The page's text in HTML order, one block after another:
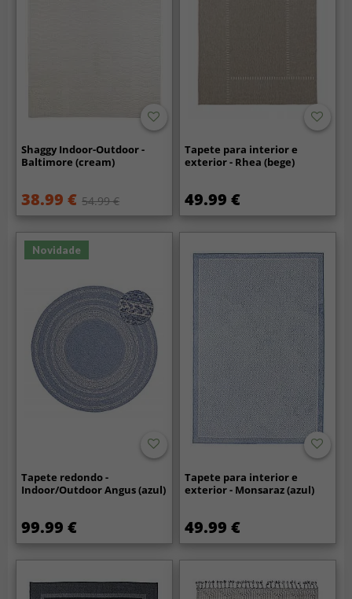
Shaggy Indoor-Outdoor -
Baltimore (cream)
38.99 € 54.99 €
Tapete para interior e
exterior - Rhea (bege)
49.99 €
Novidade
Tapete redondo -
Indoor/Outdoor Angus (azul)
99.99 €
Tapete para interior e
exterior - Monsaraz (azul)
49.99 €